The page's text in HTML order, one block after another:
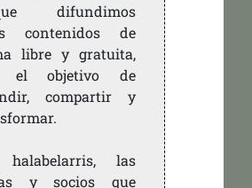
difundimos
contenidos de
libre y gratuita,
el objetivo de
compartir y
halabelarris, las
y socios que